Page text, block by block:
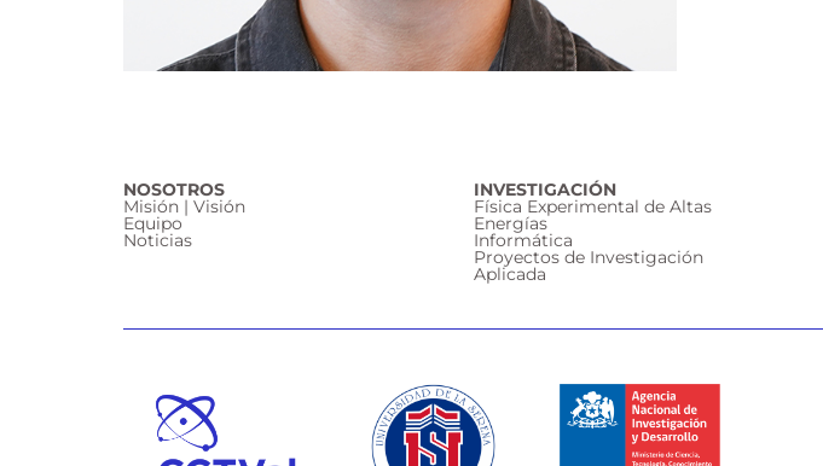
NOSOTROS
Misión | Visión
Equipo
Noticias
INVESTIGACIÓN
Física Experimental de Altas
Energías
Informática
Proyectos de Investigación
Aplicada